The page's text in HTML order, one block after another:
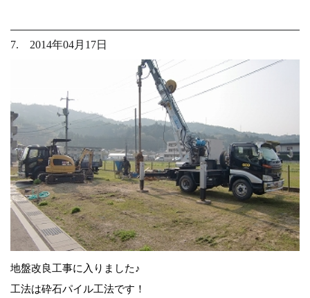
7. 2014年04月17日
地盤改良工事に入りました♪
工法は砕石パイル工法です！